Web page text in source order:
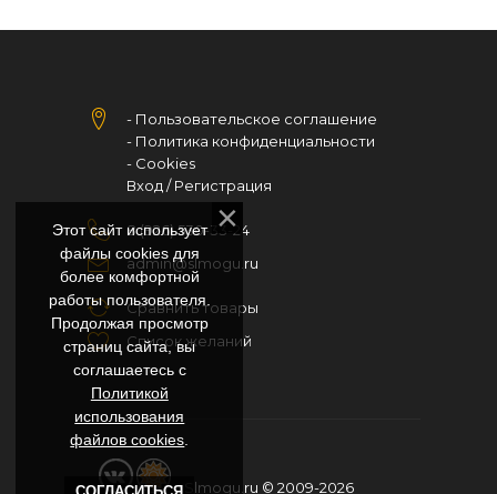
- Пользовательское соглашение
- Политика конфиденциальности
- Cookies
Вход / Регистрация
8 (926) 530-33-24
admin@slmogu.ru
Сравнить товары
Список желаний
Slmogu.ru © 2009-2026
Этот сайт использует
файлы cookies для
более комфортной
работы пользователя.
Продолжая просмотр
страниц сайта, вы
соглашаетесь с
Политикой
использования
файлов cookies